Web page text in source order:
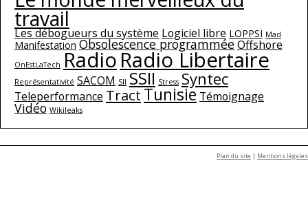
travail
Les débogueurs du système Logiciel libre LOPPSI Mad
Manifestation Obsolescence programméeOffshore
OnEstLaTech RadioRadio Libertaire
Représentativité SACOM SII SSII Stress Syntec
Teleperformance TractTunisie Témoignage
Vidéo Wikileaks
Plan du site | Mentions légales